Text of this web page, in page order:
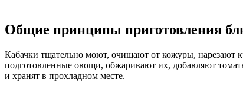
Общие принципы приготовления
Кабачки тщательно моют, очищают от кожуры,
подготовленные овощи, обжаривают их, добавляют
и хранят в прохладном месте.